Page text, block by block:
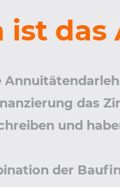
ist
das
und
der